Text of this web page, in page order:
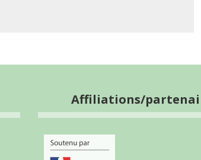
Affiliations/